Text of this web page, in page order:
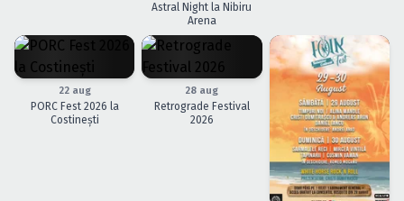
Astral Night la Nibiru
Arena
22 aug
PORC Fest 2026 la
Costinești
28 aug
Retrograde Festival
2026